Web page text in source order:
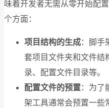
味着开发者无需从零开始配
个方面：
项目结构的生成：脚手
套项目文件夹和文件结
录、配置文件目录等。
配置文件的预置：为了
架工具通常会预置一些